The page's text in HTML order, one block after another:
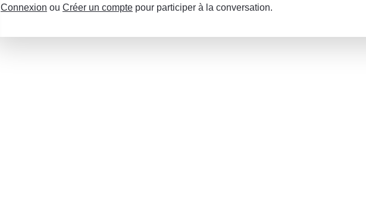
Connexion ou Créer un compte pour participer à la conversation.